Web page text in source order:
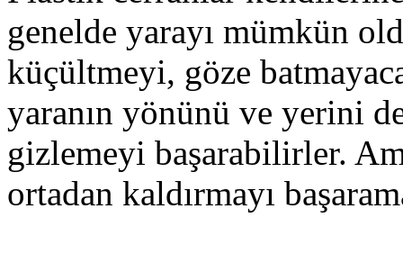
genelde yarayı mümkün
küçültmeyi, göze
yaranın yönünü ve yerini
gizlemeyi başarabilirler.
ortadan kaldırmayı